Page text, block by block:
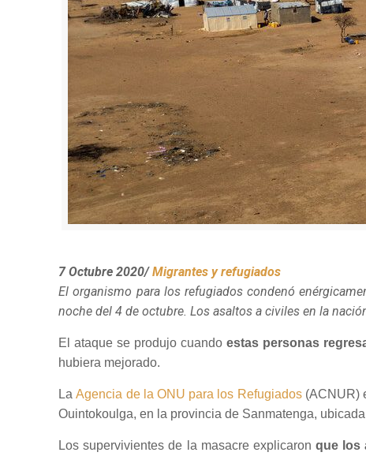
7 Octubre 2020/Migrantes y refugiados
El organismo para los refugiados condenó
noche del 4 de octubre. Los asaltos a civiles en la
El ataque se produjo cuandoestas personas
hubiera mejorado.
LaAgencia de la ONU para los Refugiados(ACNUR)
Ouintokoulga, en la provincia de Sanmatenga,
Los supervivientes de la masacre explicaron que los